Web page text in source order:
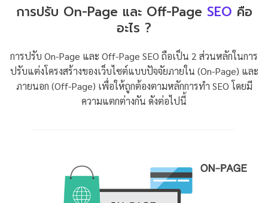
การปรับ On-Page และ Off-Page SEO คือ
อะไร ?
การปรับ On-Page และ Off-Page SEO ถือเป็น 2 ส่วนหลักในการ
ปรับแต่งโครงสร้างของเว็บไซต์แบบปัจจัยภายใน (On-Page) และ
ภายนอก (Off-Page) เพื่อให้ถูกต้องตามหลักการทำ SEO โดยมี
ความแตกต่างกัน ดังต่อไปนี้